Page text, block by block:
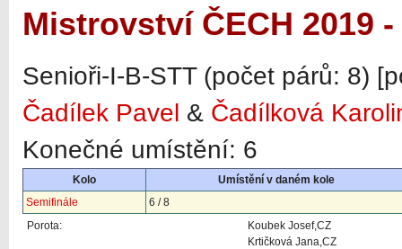
Mistrovství ČECH 2019
Senioři-I-B-STT (počet párů: 8)
Čadílek Pavel & Čadílková
Konečné umístění: 6
Kolo
Umístění v daném kole
Semifinále
6 / 8
Porota:
Koubek Josef,CZ
Krtičková Jana,CZ